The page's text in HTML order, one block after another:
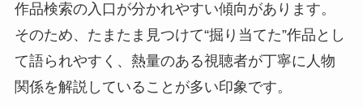
作品検索の入口が分かれやすい傾向があります。
そのため、たまたま見つけて“掘り当てた”作品とし
て語られやすく、熱量のある視聴者が丁寧に人物
関係を解説していることが多い印象です。